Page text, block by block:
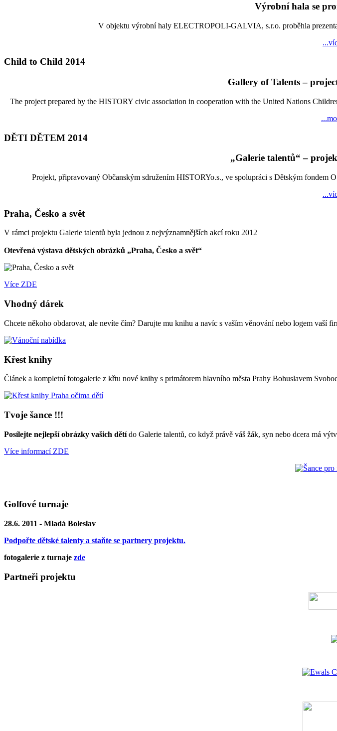
Výrobní hala se
V objektu výrobní haly ELECTROPOLI-GALVIA, s.r.o. proběhla
Child to Child 2014
Gallery of Talents –
The project prepared by the HISTORY civic association in cooperation with the United Nations
DĚTI DĚTEM 2014
„Galerie talentů“ –
Projekt, připravovaný Občanským sdružením HISTORYo.s., ve spolupráci s Dětským
Praha, Česko a svět
V rámci projektu Galerie talentů byla jednou z nejvýznamnějších akcí roku 2012
Otevřená výstava dětských obrázků „Praha, Česko a svět“
Více ZDE
Vhodný dárek
Chcete někoho obdarovat, ale nevíte čím? Darujte mu knihu a navíc s vaším věnování nebo logem vaší
Křest knihy
Článek a kompletní fotogalerie z křtu nové knihy s primátorem hlavního města Prahy Bohuslavem
Tvoje šance !!!
Posílejte nejlepší obrázky vašich dětído Galerie talentů, co když právě váš žák, syn nebo dcera má
Více informací ZDE
Golfové turnaje
28.6. 2011 - Mladá Boleslav
Podpořte dětské talenty a staňte se partnery projektu.
fotogalerie z turnaje zde
Partneři projektu